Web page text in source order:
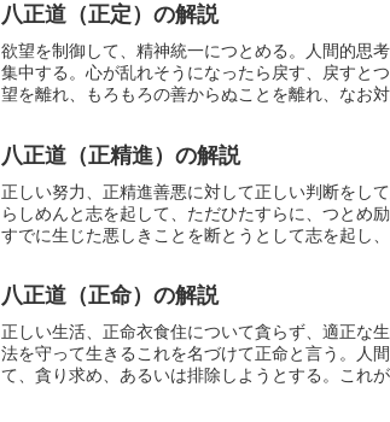
八正道（正定）の解説
欲望を制御して、精神統一につとめる。人間的思
集中する。心が乱れそうになったら戻す、戻すと
望を離れ、もろもろの善からぬことを離れ、なお
八正道（正精進）の解説
正しい努力、正精進善悪に対して正しい判断をし
らしめんと志を起して、ただひたすらに、つとめ
すでに生じた悪しきことを断とうとして志を起し
八正道（正命）の解説
正しい生活、正命衣食住について貪らず、適正な
法を守って生きるこれを名づけて正命と言う。人
て、貪り求め、あるいは排除しようとする。これ